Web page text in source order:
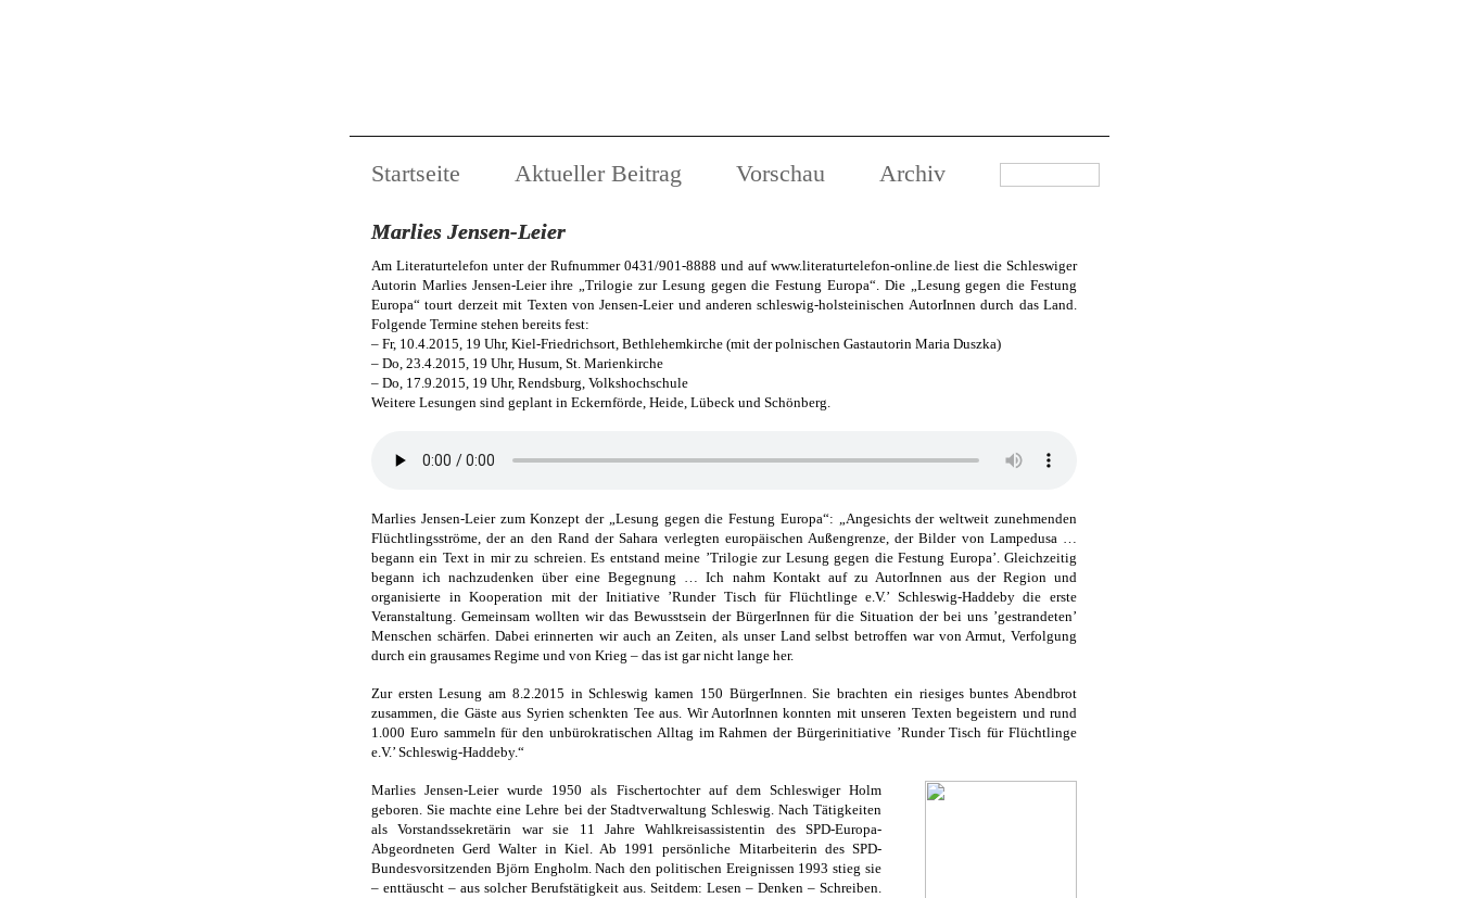
Startseite Aktueller Beitrag Vorschau Archiv
Marlies Jensen-Leier
Am Literaturtelefon unter der Rufnummer 0431/901-8888 und auf www.literaturtelefon-online.de liest die Schleswiger
Autorin Marlies Jensen-Leier ihre „Trilogie zur Lesung gegen die Festung Europa“. Die „Lesung gegen die Festung
Europa“ tourt derzeit mit Texten von Jensen-Leier und anderen schleswig-holsteinischen AutorInnen durch das Land.
Folgende Termine stehen bereits fest:
– Fr, 10.4.2015, 19 Uhr, Kiel-Friedrichsort, Bethlehemkirche (mit der polnischen Gastautorin Maria Duszka)
– Do, 23.4.2015, 19 Uhr, Husum, St. Marienkirche
– Do, 17.9.2015, 19 Uhr, Rendsburg, Volkshochschule
Weitere Lesungen sind geplant in Eckernförde, Heide, Lübeck und Schönberg.
Marlies Jensen-Leier zum Konzept der „Lesung gegen die Festung Europa“: „Angesichts der weltweit zunehmenden
Flüchtlingsströme, der an den Rand der Sahara verlegten europäischen Außengrenze, der Bilder von Lampedusa …
begann ein Text in mir zu schreien. Es entstand meine ’Trilogie zur Lesung gegen die Festung Europa’. Gleichzeitig
begann ich nachzudenken über eine Begegnung … Ich nahm Kontakt auf zu AutorInnen aus der Region und
organisierte in Kooperation mit der Initiative ’Runder Tisch für Flüchtlinge e.V.’ Schleswig-Haddeby die erste
Veranstaltung. Gemeinsam wollten wir das Bewusstsein der BürgerInnen für die Situation der bei uns ’gestrandeten’
Menschen schärfen. Dabei erinnerten wir auch an Zeiten, als unser Land selbst betroffen war von Armut, Verfolgung
durch ein grausames Regime und von Krieg – das ist gar nicht lange her.
Zur ersten Lesung am 8.2.2015 in Schleswig kamen 150 BürgerInnen. Sie brachten ein riesiges buntes Abendbrot
zusammen, die Gäste aus Syrien schenkten Tee aus. Wir AutorInnen konnten mit unseren Texten begeistern und rund
1.000 Euro sammeln für den unbürokratischen Alltag im Rahmen der Bürgerinitiative ’Runder Tisch für Flüchtlinge
e.V.’ Schleswig-Haddeby.“
Marlies Jensen-Leier wurde 1950 als Fischertochter auf dem Schleswiger Holm
geboren. Sie machte eine Lehre bei der Stadtverwaltung Schleswig. Nach Tätigkeiten
als Vorstandssekretärin war sie 11 Jahre Wahlkreisassistentin des SPD-Europa-
Abgeordneten Gerd Walter in Kiel. Ab 1991 persönliche Mitarbeiterin des SPD-
Bundesvorsitzenden Björn Engholm. Nach den politischen Ereignissen 1993 stieg sie
– enttäuscht – aus solcher Berufstätigkeit aus. Seitdem: Lesen – Denken – Schreiben.